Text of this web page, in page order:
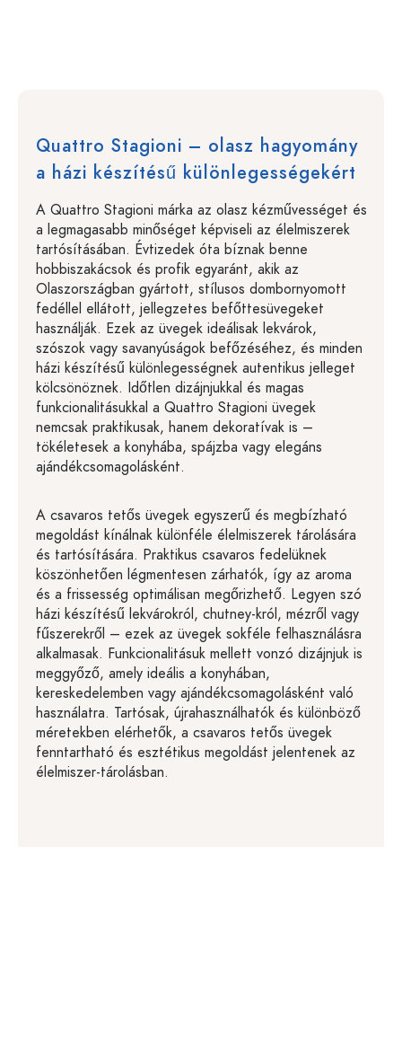
Quattro Stagioni – olasz hagyomány
a házi készítésű különlegességekért
A Quattro Stagioni márka az olasz kézművességet és
a legmagasabb minőséget képviseli az élelmiszerek
tartósításában. Évtizedek óta bíznak benne
hobbiszakácsok és profik egyaránt, akik az
Olaszországban gyártott, stílusos dombornyomott
fedéllel ellátott, jellegzetes befőttesüvegeket
használják. Ezek az üvegek ideálisak lekvárok,
szószok vagy savanyúságok befőzéséhez, és minden
házi készítésű különlegességnek autentikus jelleget
kölcsönöznek. Időtlen dizájnjukkal és magas
funkcionalitásukkal a Quattro Stagioni üvegek
nemcsak praktikusak, hanem dekoratívak is –
tökéletesek a konyhába, spájzba vagy elegáns
ajándékcsomagolásként.
A csavaros tetős üvegek egyszerű és megbízható
megoldást kínálnak különféle élelmiszerek tárolására
és tartósítására. Praktikus csavaros fedelüknek
köszönhetően légmentesen zárhatók, így az aroma
és a frissesség optimálisan megőrizhető. Legyen szó
házi készítésű lekvárokról, chutney-król, mézről vagy
fűszerekről – ezek az üvegek sokféle felhasználásra
alkalmasak. Funkcionalitásuk mellett vonzó dizájnjuk is
meggyőző, amely ideális a konyhában,
kereskedelemben vagy ajándékcsomagolásként való
használatra. Tartósak, újrahasználhatók és különböző
méretekben elérhetők, a csavaros tetős üvegek
fenntartható és esztétikus megoldást jelentenek az
élelmiszer-tárolásban.